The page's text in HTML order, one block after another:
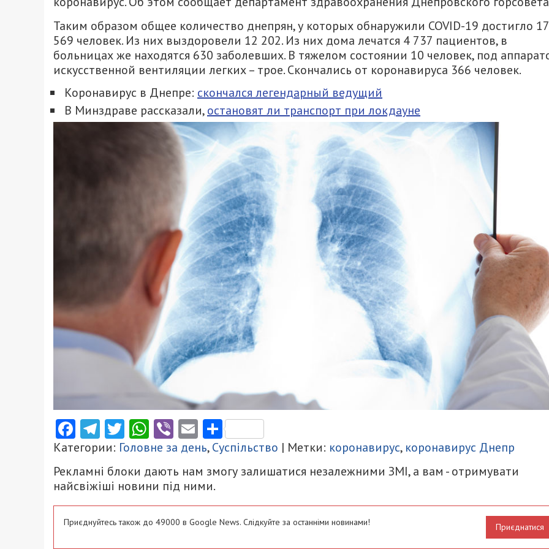
Таким образом общее количество днепрян, у которых обнаружили COVID-19 достигло 17
569 человек. Из них выздоровели 12 202. Из них дома лечатся 4 737 пациентов, в
больницах же находятся 630 заболевших. В тяжелом состоянии 10 человек, под
искусственной вентиляции легких – трое. Скончались от коронавируса 366 человек.
Коронавирус в Днепре: скончался легендарный ведущий
В Минздраве рассказали,остановят ли транспорт при локдауне
Facebook
Telegram
Twitter
WhatsApp
ViberEmailПоділитися
Категории: Головне за день,Суспільство | Метки: коронавирус, коронавирус Днепр
Рекламні блоки дають нам змогу залишатися незалежними ЗМІ, а вам - отримувати
найсвіжіші новини під ними.
Приєднуйтесь також до 49000 в Google News. Слідкуйте за останніми новинами! Приєднатися